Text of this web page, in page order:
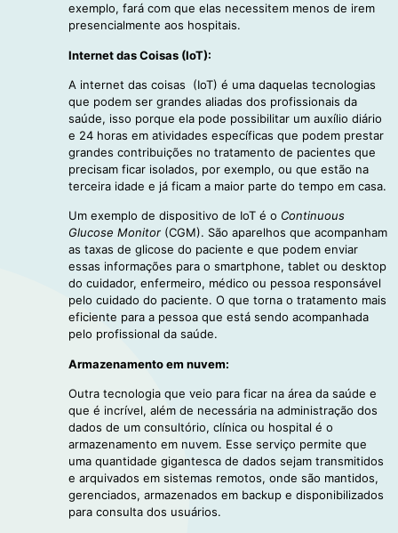
exemplo, fará com que elas necessitem menos de irem
presencialmente aos hospitais.
Internet das Coisas (IoT):
A internet das coisas (IoT) é uma daquelas tecnologias
que podem ser grandes aliadas dos profissionais da
saúde, isso porque ela pode possibilitar um auxílio diário
e 24 horas em atividades específicas que podem prestar
grandes contribuições no tratamento de pacientes que
precisam ficar isolados, por exemplo, ou que estão na
terceira idade e já ficam a maior parte do tempo em casa.
Um exemplo de dispositivo de IoT é o Continuous
Glucose Monitor (CGM). São aparelhos que acompanham
as taxas de glicose do paciente e que podem enviar
essas informações para o smartphone, tablet ou desktop
do cuidador, enfermeiro, médico ou pessoa responsável
pelo cuidado do paciente. O que torna o tratamento mais
eficiente para a pessoa que está sendo acompanhada
pelo profissional da saúde.
Armazenamento em nuvem:
Outra tecnologia que veio para ficar na área da saúde e
que é incrível, além de necessária na administração dos
dados de um consultório, clínica ou hospital é o
armazenamento em nuvem. Esse serviço permite que
uma quantidade gigantesca de dados sejam transmitidos
e arquivados em sistemas remotos, onde são mantidos,
gerenciados, armazenados em backup e disponibilizados
para consulta dos usuários.